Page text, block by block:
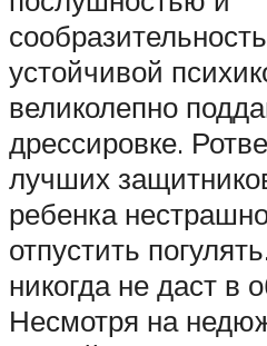
устойчивой
великолепно
дрессировке.
лучших
ребенка
отпустить
никогда не даст в
Несмотря на